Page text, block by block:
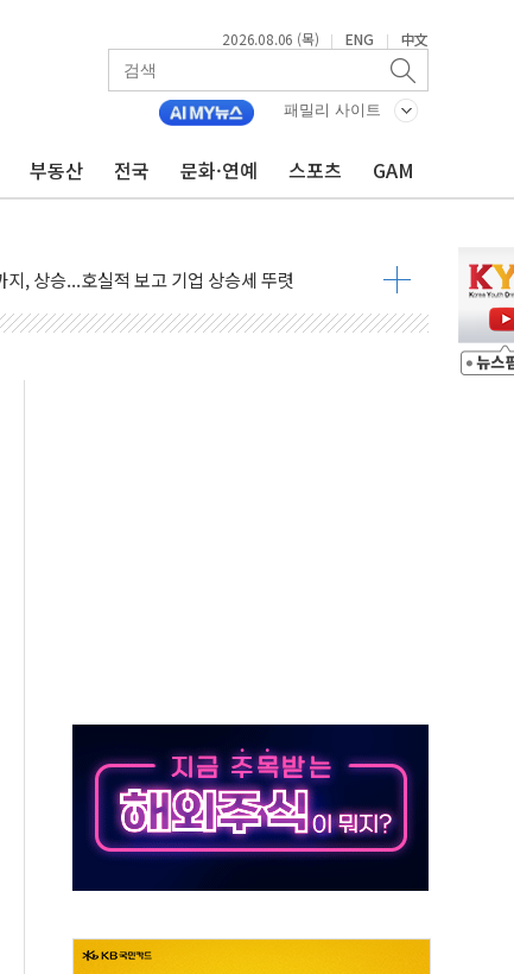
2026.08.06 (목) | ENG | 中文
패밀리 사이트
부동산 전국 문화·연예 스포츠 GAM
큐·도어대시↑ VS 샌디스크·피그마·앱러빈↓
현 속 혼조세...웨스턴디지털·샌디스크↓
급 안보 점검회의
, 상승...호실적 보고 기업 상승세 뚜렷
파리' 공격… 시민들 공포감 극대화 전략
위험수위…숨은 차입이 더 큰 변수"
1단계 진압 중
보 위기… 반군·마약카르텔이 습득해 전투 활용
조
박스권…美 암호화폐 법안 처리 여부도 변수